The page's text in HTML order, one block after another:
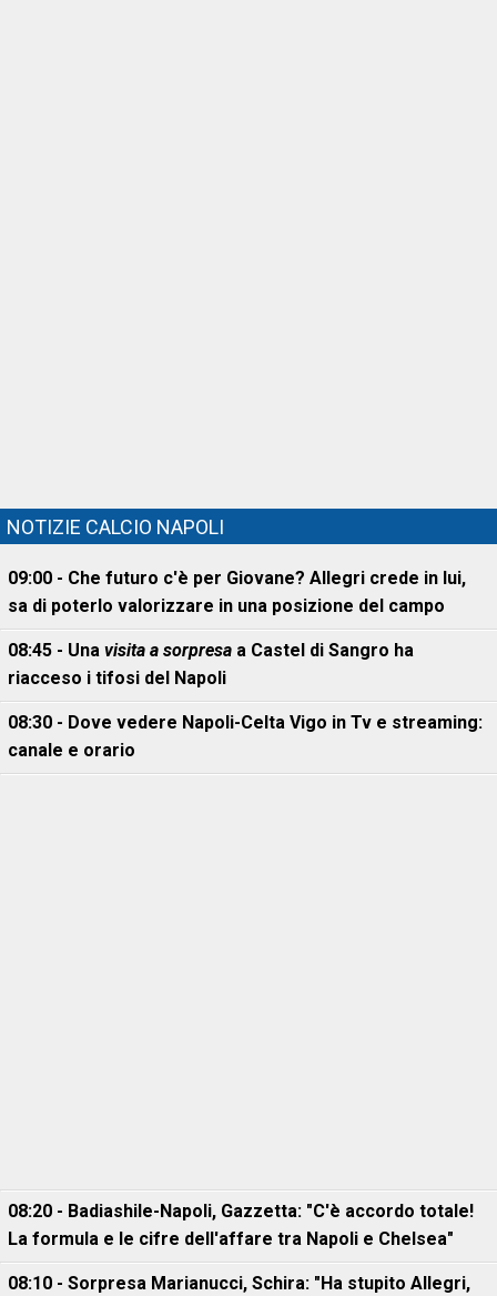
NOTIZIE CALCIO NAPOLI
09:00 - Che futuro c'è per Giovane? Allegri crede in lui,
sa di poterlo valorizzare in una posizione del campo
08:45 - Una visita a sorpresa a Castel di Sangro ha
riacceso i tifosi del Napoli
08:30 - Dove vedere Napoli-Celta Vigo in Tv e streaming:
canale e orario
08:20 - Badiashile-Napoli, Gazzetta: "C'è accordo totale!
La formula e le cifre dell'affare tra Napoli e Chelsea"
08:10 - Sorpresa Marianucci, Schira: "Ha stupito Allegri,